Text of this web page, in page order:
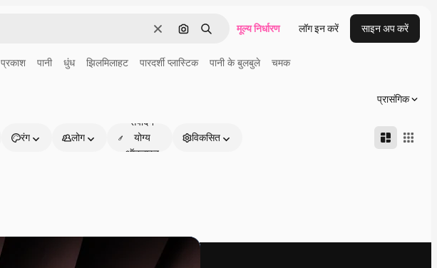
साफ़ इमेज से खोजें
खोजें मूल्य निर्धारण लॉग इन करें साइन अप करें
प्रकाश पानी धुंध झिलमिलाहट पारदर्शी प्लास्टिक पानी के बुलबुले चमक
प्रासंगिक
रंग लोग
संपादन
योग्य
ऑनलाइन
विकसित